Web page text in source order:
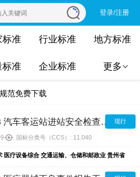
登录/注册
标准 行业标准 地方标准
标准 企业标准 更多
范免费下载
DB52/T 1725-2023 汽车客运站进站安全检查规范
国标分类号（CCS）: 11.040
医疗设备综合 交通运输、仓储和邮政业 贵州省
现行